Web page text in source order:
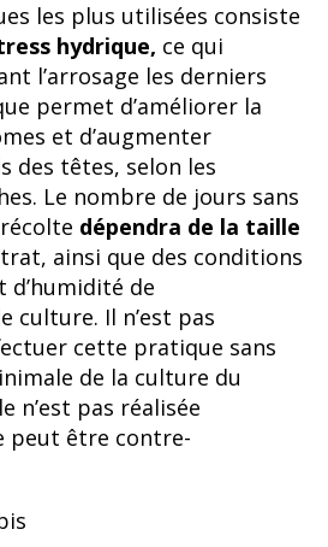
les plus utilisées consiste
hydrique, ce qui
l’arrosage les derniers
permet d’améliorer la
et d’augmenter
des têtes, selon les
Le nombre de jours sans
dépendra de la taille
ainsi que des conditions
de
culture. Il n’est pas
cette pratique sans
de la culture du
n’est pas réalisée
peut être contre-